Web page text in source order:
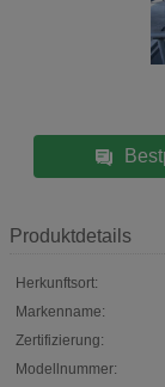
Produktdetails
Herkunftsort:
Markenname:
Zertifizierung:
Modellnummer: